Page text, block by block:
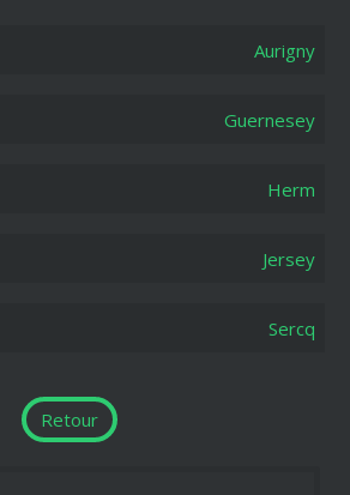
Aurigny
Guernesey
Herm
Jersey
Sercq
Retour